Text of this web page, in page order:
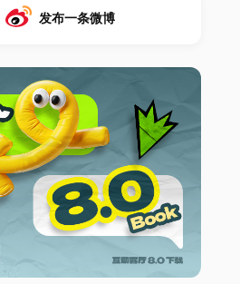
发布一条微博